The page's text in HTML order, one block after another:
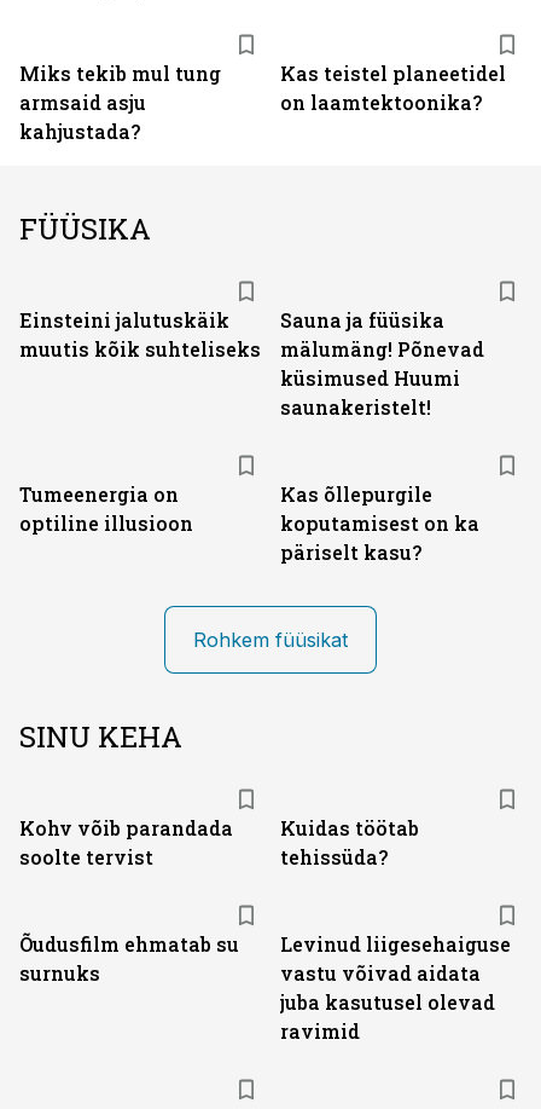
Miks tekib mul tung
armsaid asju
kahjustada?
Kas teistel planeetidel
on laamtektoonika?
FÜÜSIKA
Einsteini jalutuskäik
muutis kõik suhteliseks
Sauna ja füüsika
mälumäng! Põnevad
küsimused Huumi
saunakeristelt!
Tumeenergia on
optiline illusioon
Kas õllepurgile
koputamisest on ka
päriselt kasu?
Rohkem füüsikat
SINU KEHA
Kohv võib parandada
soolte tervist
Kuidas töötab
tehissüda?
Õudusfilm ehmatab su
surnuks
Levinud liigesehaiguse
vastu võivad aidata
juba kasutusel olevad
ravimid